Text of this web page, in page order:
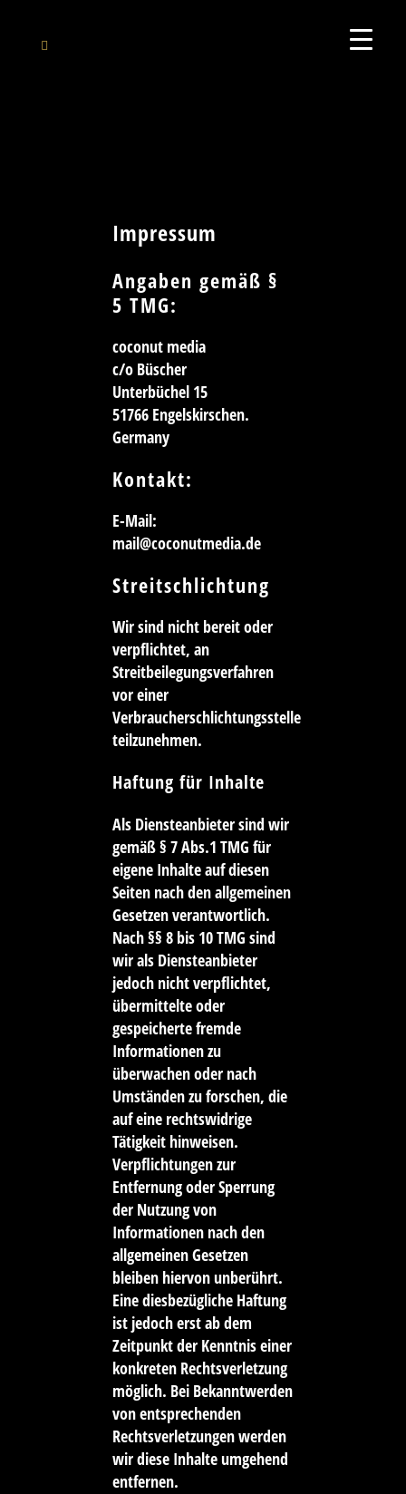
Impressum
Angaben gemäß §
5 TMG:
coconut media
c/o Büscher
Unterbüchel 15
51766 Engelskirschen.
Germany
Kontakt:
E-Mail:
mail@coconutmedia.de
Streitschlichtung
Wir sind nicht bereit oder
verpflichtet, an
Streitbeilegungsverfahren
vor einer
Verbraucherschlichtungsstelle
teilzunehmen.
Haftung für Inhalte
Als Diensteanbieter sind wir
gemäß § 7 Abs.1 TMG für
eigene Inhalte auf diesen
Seiten nach den allgemeinen
Gesetzen verantwortlich.
Nach §§ 8 bis 10 TMG sind
wir als Diensteanbieter
jedoch nicht verpflichtet,
übermittelte oder
gespeicherte fremde
Informationen zu
überwachen oder nach
Umständen zu forschen, die
auf eine rechtswidrige
Tätigkeit hinweisen.
Verpflichtungen zur
Entfernung oder Sperrung
der Nutzung von
Informationen nach den
allgemeinen Gesetzen
bleiben hiervon unberührt.
Eine diesbezügliche Haftung
ist jedoch erst ab dem
Zeitpunkt der Kenntnis einer
konkreten Rechtsverletzung
möglich. Bei Bekanntwerden
von entsprechenden
Rechtsverletzungen werden
wir diese Inhalte umgehend
entfernen.